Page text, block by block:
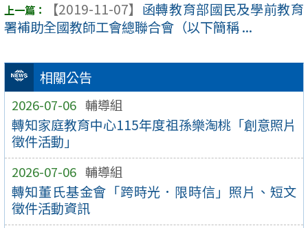
相關公告
2026-07-06 輔導組
轉知家庭教育中心115年度祖孫樂淘桃「創意照片
徵件活動」
2026-07-06 輔導組
轉知董氏基金會「跨時光．限時信」照片、短文
徵件活動資訊
【2019-11-07】 函轉教育部國民及學前教育
署補助全國教師工會總聯合會（以下簡稱 ...